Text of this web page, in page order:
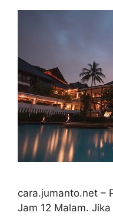
cara.jumanto.net –
Jam 12 Malam.